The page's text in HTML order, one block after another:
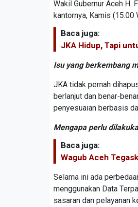
Wakil Gubernur Aceh H.
kantornya, Kamis (15.00
Baca juga:
JKA Hidup, Tapi
Isu yang berkembang
JKA tidak pernah
berlanjut dan benar-
penyesuaian berbasis
Mengapa perlu
Baca juga:
Wagub Aceh
Selama ini ada
menggunakan Data
sasaran dan pelayanan